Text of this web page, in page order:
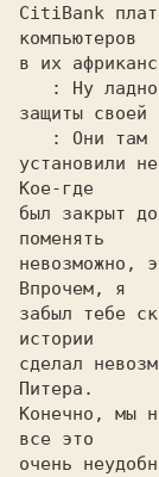
CitiBank
компьютеров
в их
: Ну
защиты своей
: Они там
установили
Кое-где
был закрыт
поменять
невозможно,
Впрочем, я
забыл тебе
истории
сделал
Питера.
Конечно, мы
все это
очень